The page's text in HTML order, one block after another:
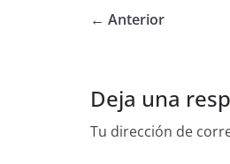
← Anterior
Deja una
Tu dirección de